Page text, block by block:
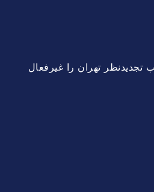
تهران را غیرفعال